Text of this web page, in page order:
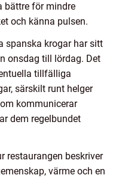
bättre för mindre
och känna pulsen.
spanska krogar har sitt
onsdag till lördag. Det
tillfälliga
särskilt runt helger
kommunicerar
dem regelbundet
restaurangen beskriver
värme och en